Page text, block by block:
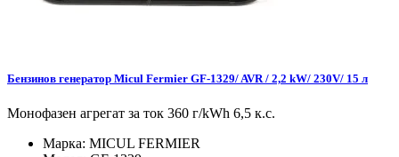
Бензинов генератор Micul Fermier GF-1329/ AVR / 2,2 kW/ 230V/ 15 л
Монофазен агрегат за ток 360 г/kWh 6,5 к.с.
Марка: MICUL FERMIER